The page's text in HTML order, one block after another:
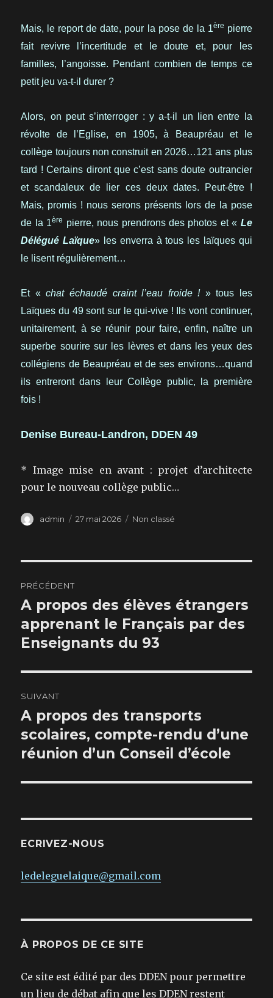
Mais, le report de date, pour la pose de la 1ère pierre
fait revivre l’incertitude et le doute et, pour les
familles, l’angoisse. Pendant combien de temps ce
petit jeu va-t-il durer ?
Alors, on peut s’interroger : y a-t-il un lien entre la
révolte de l’Eglise, en 1905, à Beaupréau et le
collège toujours non construit en 2026…121 ans plus
tard ! Certains diront que c’est sans doute outrancier
et scandaleux de lier ces deux dates. Peut-être !
Mais, promis ! nous serons présents lors de la pose
de la 1ère pierre, nous prendrons des photos et « Le
Délégué Laïque» les enverra à tous les laïques qui
le lisent régulièrement…
Et «chat échaudé craint l’eau froide !» tous les
Laïques du 49 sont sur le qui-vive ! Ils vont continuer,
unitairement, à se réunir pour faire, enfin, naître un
superbe sourire sur les lèvres et dans les yeux des
collégiens de Beaupréau et de ses environs…quand
ils entreront dans leur Collège public, la première
fois !
Denise Bureau-Landron, DDEN 49
* Image mise en avant : projet d’architecte
pour le nouveau collège public…
Auteur
admin
Publié
27 mai 2026 Catégories
Non classé
de
l’article
PRÉCÉDENT
Publication
précédente :
A propos des élèves étrangers
apprenant le Français par des
Enseignants du 93
SUIVANT
Publication
suivante :
A propos des transports
scolaires, compte-rendu d’une
réunion d’un Conseil d’école
ECRIVEZ-NOUS
ledeleguelaique@gmail.com
À PROPOS DE CE SITE
Ce site est édité par des DDEN pour permettre
un lieu de débat afin que les DDEN restent